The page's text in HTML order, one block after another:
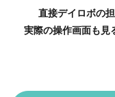
直接デイロボの
実際の操作画面も見